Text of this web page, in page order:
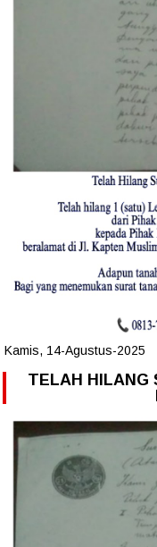
Kamis, 14-Agustus-2025
TELAH HILANG